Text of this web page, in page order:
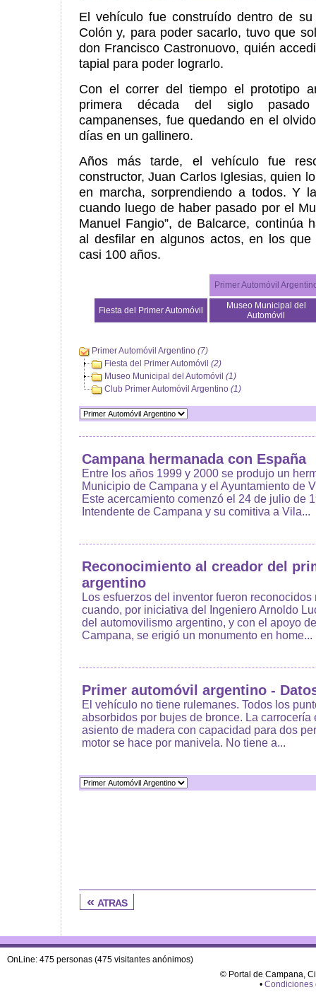
El vehículo fue construído dentro de
Colón y, para poder sacarlo, tuvo que
don Francisco Castronuovo, quién
tapial para poder lograrlo.
Con el correr del tiempo el prototipo
primera década del siglo
campanenses, fue quedando en el
días en un gallinero.
Años más tarde, el vehículo fue
constructor, Juan Carlos Iglesias, quien
en marcha, sorprendiendo a todos. Y
cuando luego de haber pasado por el
Manuel Fangio”, de Balcarce, continúa
al desfilar en algunos actos, en los
casi 100 años.
Primer Automóvil
Fiesta del Primer Automóvil
Museo Municipal del
Automóvil
Primer Automóvil Argentino (7)
Fiesta del Primer Automóvil (2)
Museo Municipal del Automóvil (1)
Club Primer Automóvil Argentino (1)
Campana hermanada con España
Entre los años 1999 y 2000 se produjo un
Municipio de Campana y el Ayuntamiento de
Este acercamiento comenzó el 24 de julio de
Intendente de Campana y su comitiva a Vila...
Reconocimiento al creador del
argentino
Los esfuerzos del inventor fueron
cuando, por iniciativa del Ingeniero Arnoldo
del automovilismo argentino, y con el apoyo
Campana, se erigió un monumento en home...
Primer automóvil argentino -
El vehículo no tiene rulemanes. Todos los
absorbidos por bujes de bronce. La carrocería
asiento de madera con capacidad para dos
motor se hace por manivela. No tiene a...
« atras
OnLine: 475 personas (475 visitantes anónimos)
© Portal de Campana,
• Condiciones